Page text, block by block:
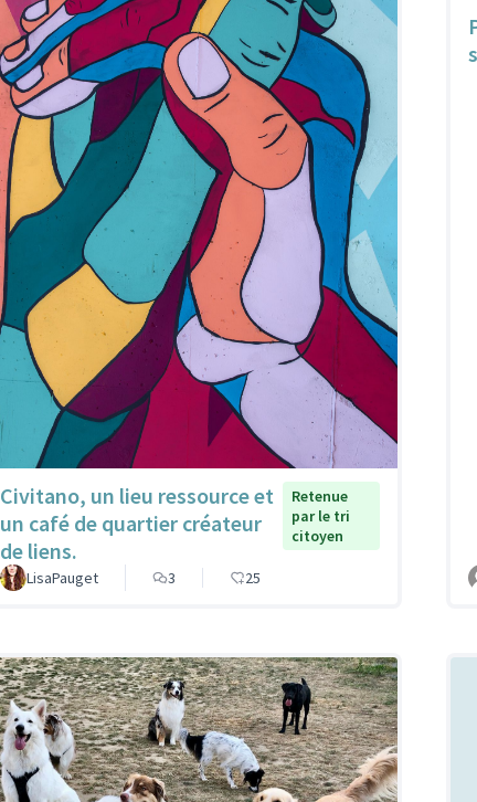
Civitano, un lieu ressource et
un café de quartier créateur
de liens.
Retenue
par le tri
citoyen
LisaPauget 3 25